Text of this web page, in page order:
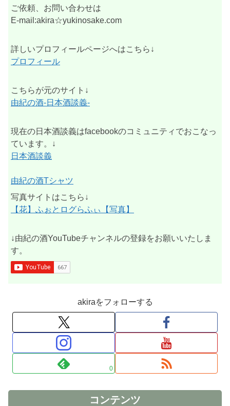
ご依頼、お問い合わせは
E-mail:akira☆yukinosake.com
詳しいプロフィールページへはこちら↓
プロフィール
こちらが元のサイト↓
由紀の酒-日本酒談義-
現在の日本酒談義はfacebookのコミュニティでおこなっ
ています。↓
日本酒談義
由紀の酒Tシャツ
写真サイトはこちら↓
【花】ふぉとログらふぃ【写真】
↓由紀の酒YouTubeチャンネルの登録をお願いいたしま
す。
akiraをフォローする
0
コンテンツ